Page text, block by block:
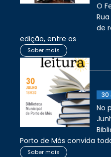
O
de
edição, entre os
Saber mais
30
No
Porto de Mós convida
Saber mais